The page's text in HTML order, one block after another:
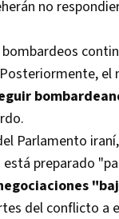
no
Parlamento
está preparado
del conflicto a